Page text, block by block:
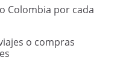
Colombia por cada
o compras